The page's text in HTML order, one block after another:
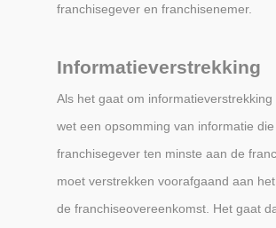
franchisegever en franchisenemer.
Informatieverstrekking
Als het gaat om informatieverstrekking
wet een opsomming van informatie die
franchisegever ten minste aan de
moet verstrekken voorafgaand aan
de franchiseovereenkomst. Het gaat